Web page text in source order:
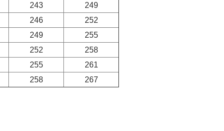
243
249
246
252
249
255
252
258
255
261
258 267